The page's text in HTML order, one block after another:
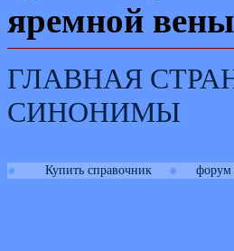
яремной вены
ГЛАВНАЯ
СИНОНИМЫ
● Купить справочник ● форум